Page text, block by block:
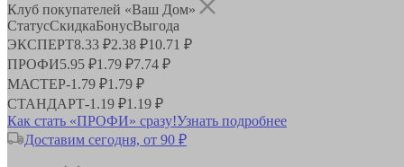
Клуб покупателей «Ваш Дом»
СтатусСкидкаБонусВыгода
ЭКСПЕРТ8.33 ₽2.38 ₽10.71 ₽
ПРОФИ5.95 ₽1.79 ₽7.74 ₽
МАСТЕР-1.79 ₽1.79 ₽
СТАНДАРТ-1.19 ₽1.19 ₽
Как стать «ПРОФИ» сразу!Узнать подробнее
Доставим сегодня, от 90 ₽